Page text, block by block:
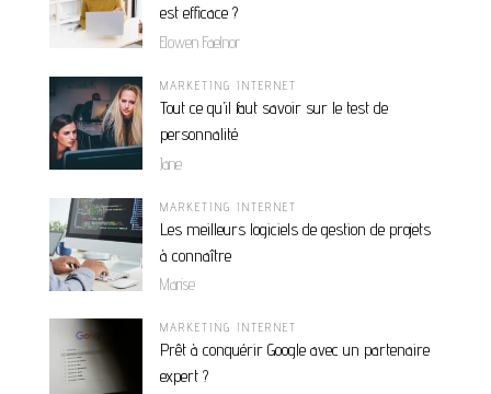
est efficace ?
Elowen Faelnor
MARKETING INTERNET
Tout ce qu’il faut savoir sur le test de
personnalité
Jane
MARKETING INTERNET
Les meilleurs logiciels de gestion de projets
à connaître
Marise
MARKETING INTERNET
Prêt à conquérir Google avec un partenaire
expert ?